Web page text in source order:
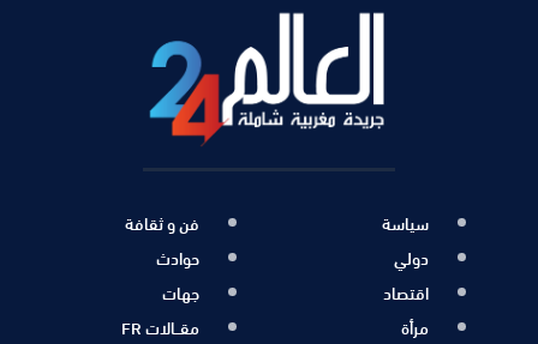
سياسة
دولي
اقتصاد
مرأة
فن و ثقافة
حوادث
جهات
مقــالات FR